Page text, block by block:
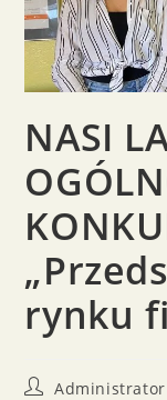
NASI
rynku
Administrator